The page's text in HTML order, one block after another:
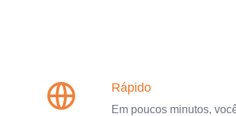
Rápido
Em poucos minutos,